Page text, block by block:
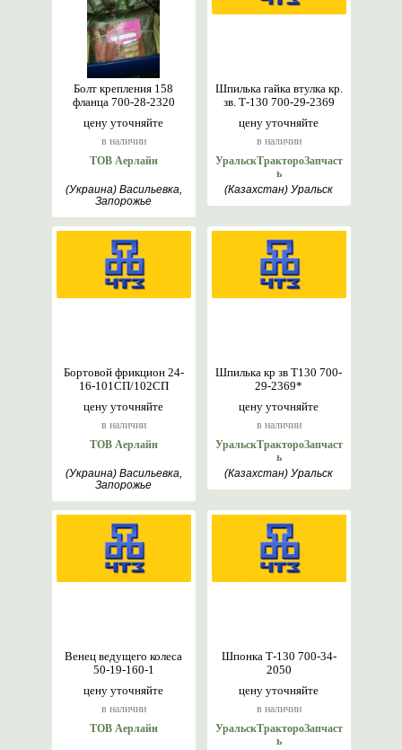
цену уточняйте
в наличии
Болт крепления 158
фланца 700-28-2320
ТОВ Аерлайн
(Украина) Васильевка,
Запорожье
цену уточняйте
в наличии
Шпилька гайка втулка кр.
зв. Т-130 700-29-2369
УральскТрактороЗапчаст
ь
(Казахстан) Уральск
цену уточняйте
в наличии
Бортовой фрикцион 24-
16-101СП/102СП
ТОВ Аерлайн
(Украина) Васильевка,
Запорожье
цену уточняйте
в наличии
Шпилька кр зв Т130 700-
29-2369*
УральскТрактороЗапчаст
ь
(Казахстан) Уральск
цену уточняйте
в наличии
Венец ведущего колеса
50-19-160-1
ТОВ Аерлайн
цену уточняйте
в наличии
Шпонка Т-130 700-34-
2050
УральскТрактороЗапчаст
ь